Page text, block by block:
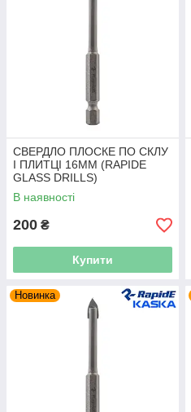
СВЕРДЛО ПЛОСКЕ ПО СКЛУ
І ПЛИТЦІ 16ММ (RAPIDE
GLASS DRILLS)
В наявності
200 ₴
Купити
Новинка